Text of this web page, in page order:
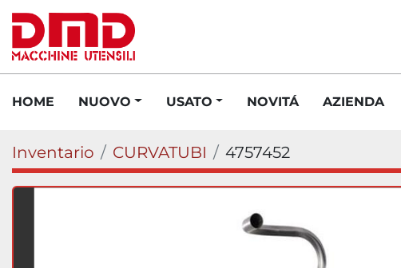
HOME NUOVO USATO NOVITÁ AZIENDA
Inventario CURVATUBI 4757452